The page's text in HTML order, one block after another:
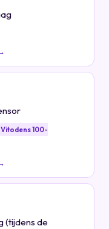
Vitodens 100-
(tijdens de